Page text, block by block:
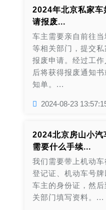
年。而私家车已取消
年限，仅设置60万公
废线。...
2024年北京私家车
请报废...
车主需要亲自前往
等相关部门，提交私
报废申请。经过工作
后将获得报废通知书
知单。...
2024-08-23
2024北京房山小汽
需要什么手续...
我们需要带上机动车
登记证、机动车号
车主的身份证，然后
关部门填写资料。...